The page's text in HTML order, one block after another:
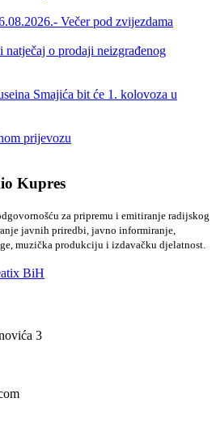
Večer pod zvijezdama
natječaj o prodaji neizgrađenog
Smajića bit će 1. kolovoza u
prijevozu
Kupres
za pripremu i emitiranje radijskog
javnih priredbi, javno informiranje,
muzička produkciju i izdavačku djelatnost.
BiH
3